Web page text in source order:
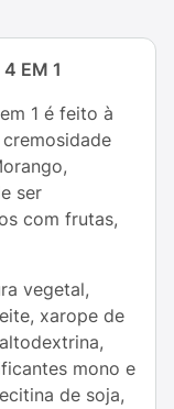
4 EM 1
1 é feito à
ser
com frutas,
vegetal,
xarope de
mono e
de soja,